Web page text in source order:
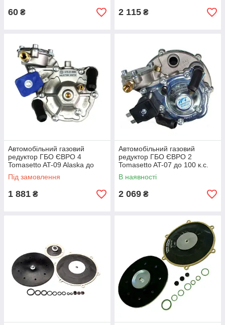
60 ₴ 2 115 ₴
Автомобільний газовий
редуктор ГБО ЄВРО 4
Tomasetto AT-09 Alaska до
136 л.с.
Під замовлення
1 881 ₴
Автомобільний газовий
редуктор ГБО ЄВРО 2
Tomasetto AT-07 до 100 к.с.
В наявності
2 069 ₴